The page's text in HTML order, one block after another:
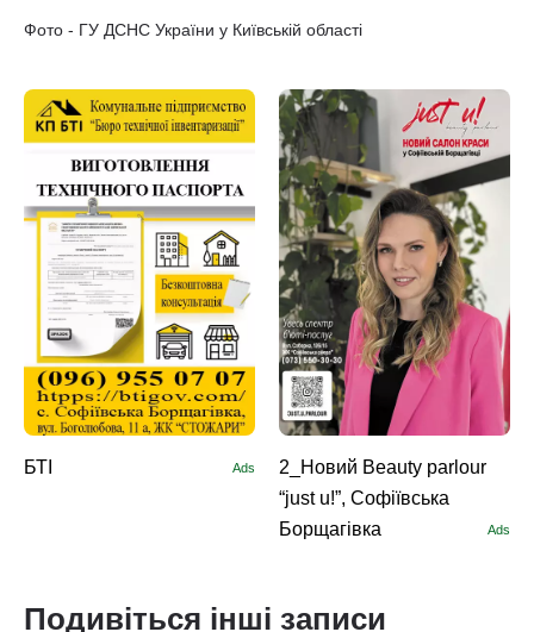
Фото - ГУ ДСНС України у Київській області
БТІ Ads
2_Новий Beauty parlour
“just u!”, Софіївська
Борщагівка
Ads
Подивіться інші записи